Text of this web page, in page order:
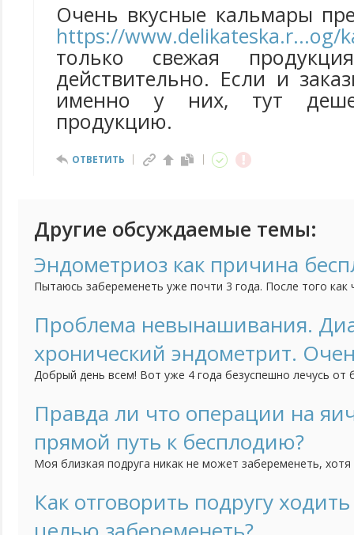
Очень вкусные кальмары
https://www.delikateska.r...og/
только свежая
действительно. Если и
именно у них, тут
продукцию.
ОТВЕТИТЬ
Другие обсуждаемые темы:
Эндометриоз как причина
Пытаюсь забеременеть уже почти 3 года. После того как
мужа все хорошо. Следили за циклом, кололи горомны,
сперму - ничего. Сказали делать лапороскопию. Прошли и
Проблема невынашивания.
хронический эндометрит.
Добрый день всем! Вот уже 4 года безуспешно лечусь от
тех, кто столкнулся с проблемой потери беременности
было 6 выкидышей. Диагноз хронический эндометрит.
Правда ли что операции на
прямой путь к бесплодию?
Моя близкая подруга никак не может забеременеть,
поводу кисты. Её лечащий врач сказал, что на
влияет. Но как-то она обратилась в другому специалисту
Как отговорить подругу